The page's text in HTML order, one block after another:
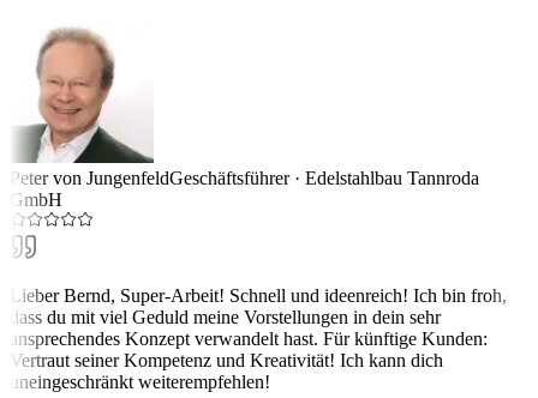
Peter von JungenfeldGeschäftsführer· Edelstahlbau Tannroda
GmbH
Lieber Bernd, Super-Arbeit! Schnell und ideenreich! Ich bin froh,
dass du mit viel Geduld meine Vorstellungen in dein sehr
ansprechendes Konzept verwandelt hast. Für künftige Kunden:
Vertraut seiner Kompetenz und Kreativität! Ich kann dich
uneingeschränkt weiterempfehlen!